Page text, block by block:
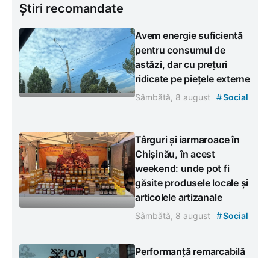
Știri recomandate
Avem energie suficientă
pentru consumul de
astăzi, dar cu prețuri
ridicate pe piețele externe
Sâmbătă, 8 august #Social
Târguri și iarmaroace în
Chișinău, în acest
weekend: unde pot fi
găsite produsele locale și
articolele artizanale
Sâmbătă, 8 august #Social
Performanță remarcabilă